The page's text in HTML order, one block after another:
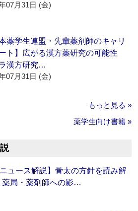
07月31日 (金)
本薬学生連盟・先輩薬剤師のキャリ
ト】広がる漢方薬研究の可能性
漢方研究…
07月31日 (金)
もっと見る »
薬学生向け書籍 »
ュース解説】骨太の方針を読み解
薬局・薬剤師への影…